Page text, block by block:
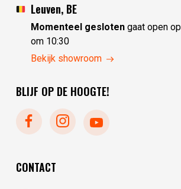
woensdag
donderdag
vrijdag
zaterdag
Leuven, BE
Momenteel geslotengaat open
om 10:30
maandag
woensdag
vrijdag
zaterdag
Bekijk showroom
BLIJF OP DE HOOGTE!
CONTACT